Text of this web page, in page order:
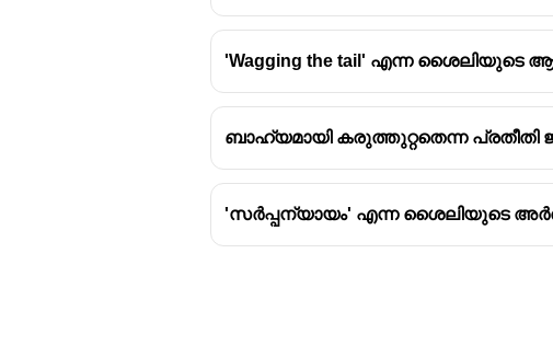
അട്ടയെ പിടിച്ച് മെത്തയിൽ
അരമന രഹസ്യം അങ്ങാടിയിൽ
അടിസ്ഥാനമുറച്ചേ ആരുഢമുറയ്ക്കു -
അങ്ങാടി മരുന്നോ പച്ച മരുന്നോ -
'Wagging the tail' എന്ന ശൈലിയുടെ
ബാഹ്യമായി കരുത്തുറ്റതെന്ന പ്രതീതി
'സർപ്പന്യായം' എന്ന ശൈലിയുടെ